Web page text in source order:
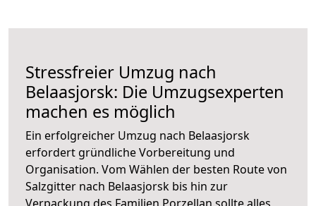
Stressfreier Umzug nach
Belaasjorsk: Die Umzugsexperten
machen es möglich
Ein erfolgreicher Umzug nach Belaasjorsk
erfordert gründliche Vorbereitung und
Organisation. Vom Wählen der besten Route von
Salzgitter nach Belaasjorsk bis hin zur